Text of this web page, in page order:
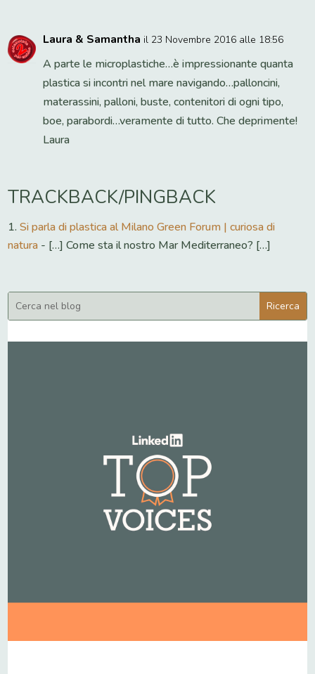
Laura & Samantha il 23 Novembre 2016 alle 18:56
A parte le microplastiche…è impressionante quanta
plastica si incontri nel mare navigando…palloncini,
materassini, palloni, buste, contenitori di ogni tipo,
boe, parabordi…veramente di tutto. Che deprimente!
Laura
TRACKBACK/PINGBACK
Si parla di plastica al Milano Green Forum | curiosa di
natura - […] Come sta il nostro Mar Mediterraneo? […]